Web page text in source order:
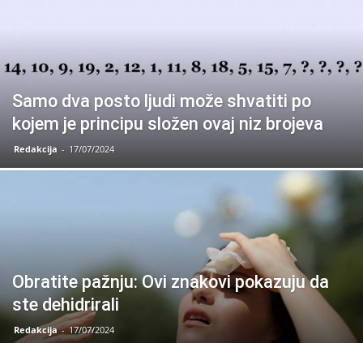
Samo dva posto ljudi može shvatiti po
kojem je principu složen ovaj niz brojeva
Redakcija - 17/07/2024
Obratite pažnju: Ovi znakovi pokazuju da
ste dehidrirali
Redakcija - 17/07/2024